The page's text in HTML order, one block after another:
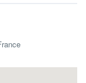
ofrecerle
con nosotros al